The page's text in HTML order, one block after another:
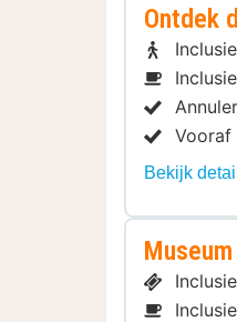
Ontdek
Vooraf
Bekijk